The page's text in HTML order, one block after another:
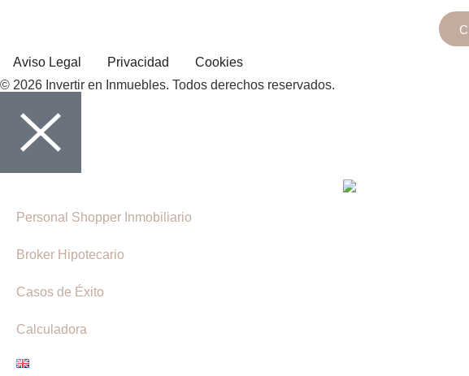
Aviso Legal Privacidad
Cookies
© 2026 Invertir en Inmuebles. Todos derechos reservados.
Personal Shopper Inmobiliario
Broker Hipotecario
Casos de Éxito
Calculadora